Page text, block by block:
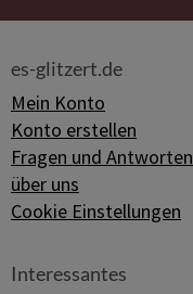
es-glitzert.de
Mein Konto
Konto erstellen
Fragen und Antworten
über uns
Cookie Einstellungen
Interessantes